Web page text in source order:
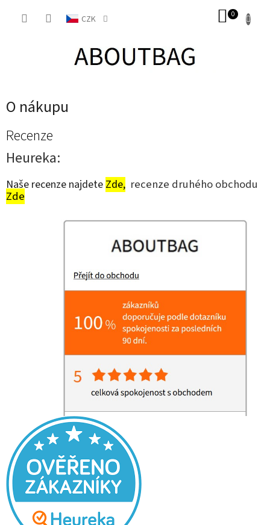
CZK
O nákupu
V
ý
p
s
č
Recenze
Heureka:
Naše recenze najdete Zde, recenze druhého obchodu
Zde